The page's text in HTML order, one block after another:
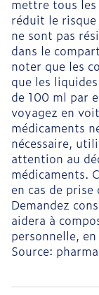
mettre tous les
réduit le
ne sont pas
dans le
noter que les
que les
de 100 ml par
voyagez en
médicaments
nécessaire,
attention au
médicaments.
en cas de
Demandez
aidera à
personnelle,
Source: